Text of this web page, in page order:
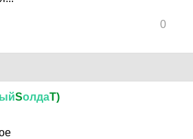
0
SолдаT)